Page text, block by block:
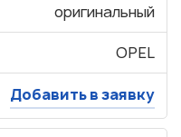
оригинальный
OPEL
Добавить в заявку